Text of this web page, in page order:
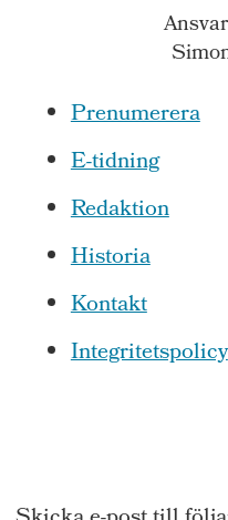
Prenumerera
E-tidning
Redaktion
Historia
Kontakt
Integritetspolicy